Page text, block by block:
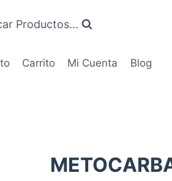
Productos...
Carrito Mi Cuenta Blog